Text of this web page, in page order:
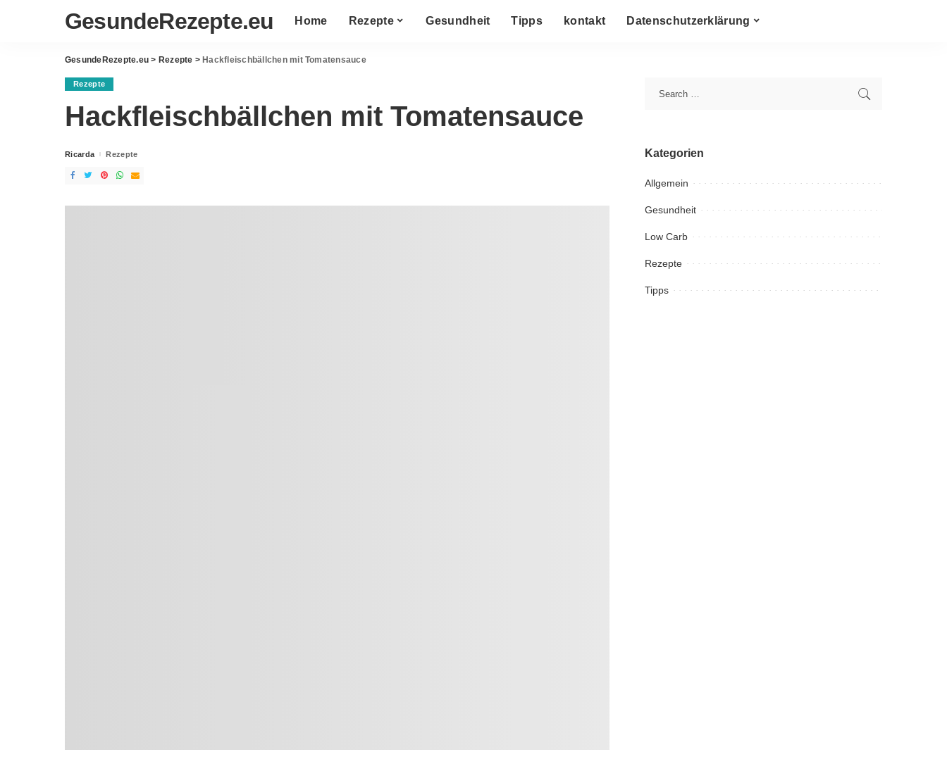
GesundeRezepte.eu Home Rezepte Gesundheit Tipps kontakt Datenschutzerklärung
GesundeRezepte.eu > Rezepte > Hackfleischbällchen mit Tomatensauce
Rezepte
Hackfleischbällchen mit Tomatensauce
Posted
Ricarda Rezepte Kategorien
Allgemein
Gesundheit
Low Carb
Rezepte
Tipps